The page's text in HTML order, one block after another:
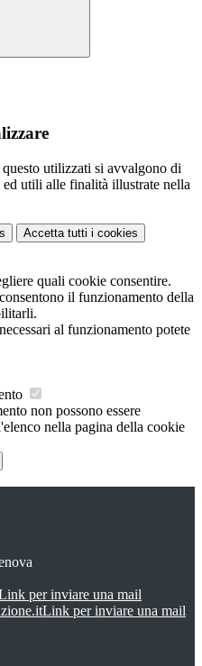
utilizzati si avvalgono di
utili alle finalità illustrate nella
Accetta tutti i cookies
quali cookie consentire.
il funzionamento della
al funzionamento potete
non possono essere
nella pagina della cookie
per inviare una mail
Link per inviare una mail